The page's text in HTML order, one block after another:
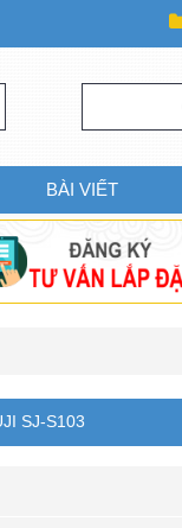
BÀI VIẾT
SJ-S103